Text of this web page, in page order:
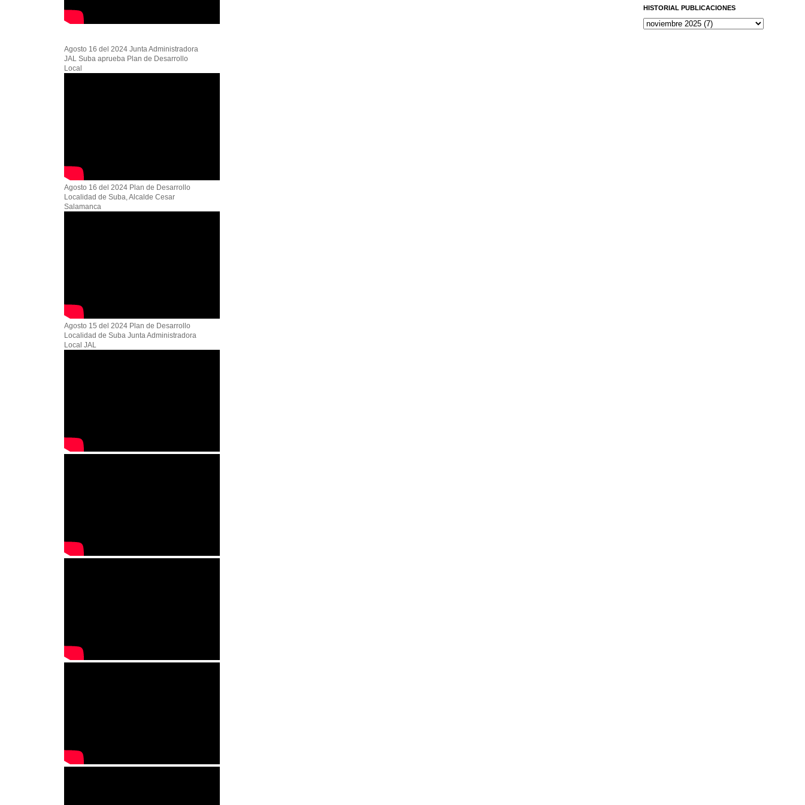
Agosto 16 del 2024 Junta Administradora
JAL Suba aprueba Plan de Desarrollo
Local
Agosto 16 del 2024 Plan de Desarrollo
Localidad de Suba, Alcalde Cesar
Salamanca
Agosto 15 del 2024 Plan de Desarrollo
Localidad de Suba Junta Administradora
Local JAL
HISTORIAL PUBLICACIONES